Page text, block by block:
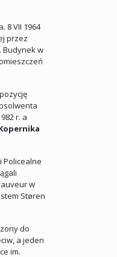
8 VII 1964
przez
Budynek w
r. a
Policealne
w
Støren
do
a jeden
im.